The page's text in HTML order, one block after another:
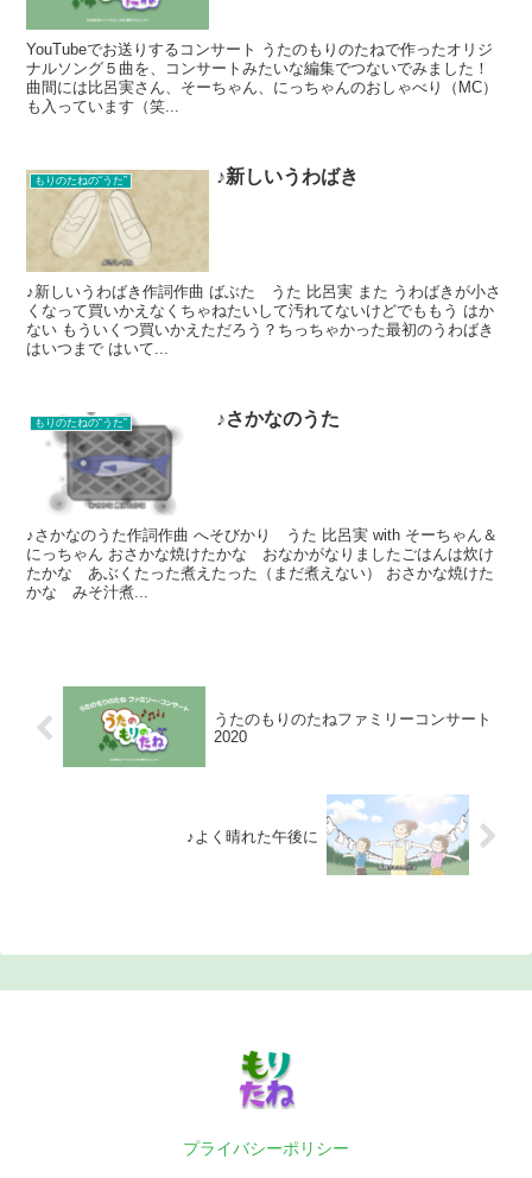
YouTubeでお送りするコンサート うたのもりのたねで作ったオリジ
ナルソング５曲を、コンサートみたいな編集でつないでみました！
曲間には比呂実さん、そーちゃん、にっちゃんのおしゃべり（MC）
も入っています（笑...
もりのたねの“うた” ♪新しいうわばき
♪新しいうわばき作詞作曲 ばぶた うた 比呂実 また うわばきが小さ
くなって買いかえなくちゃねたいして汚れてないけどでももう はか
ない もういくつ買いかえただろう？ちっちゃかった最初のうわばき
はいつまで はいて...
もりのたねの“うた” ♪さかなのうた
♪さかなのうた作詞作曲 へそびかり うた 比呂実 with そーちゃん＆
にっちゃん おさかな焼けたかな おなかがなりましたごはんは炊け
たかな あぶくたった煮えたった（まだ煮えない） おさかな焼けた
かな みそ汁煮...
うたのもりのたねファミリーコンサート
2020
♪よく晴れた午後に
プライバシーポリシー